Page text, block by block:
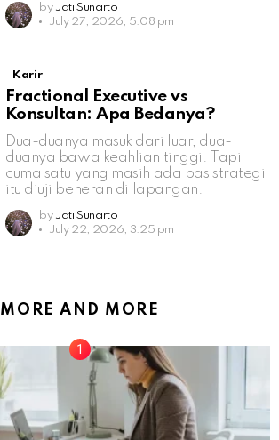
by Jati Sunarto
July 27, 2026, 5:08 pm
Karir
Fractional Executive vs
Konsultan: Apa Bedanya?
Dua-duanya masuk dari luar, dua-
duanya bawa keahlian tinggi. Tapi
cuma satu yang masih ada pas strategi
itu diuji beneran di lapangan.
by Jati Sunarto
July 22, 2026, 3:25 pm
MORE AND MORE